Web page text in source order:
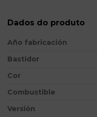
Dados do produto
Año fabricación
Bastidor
Cor
Combustible
Versión